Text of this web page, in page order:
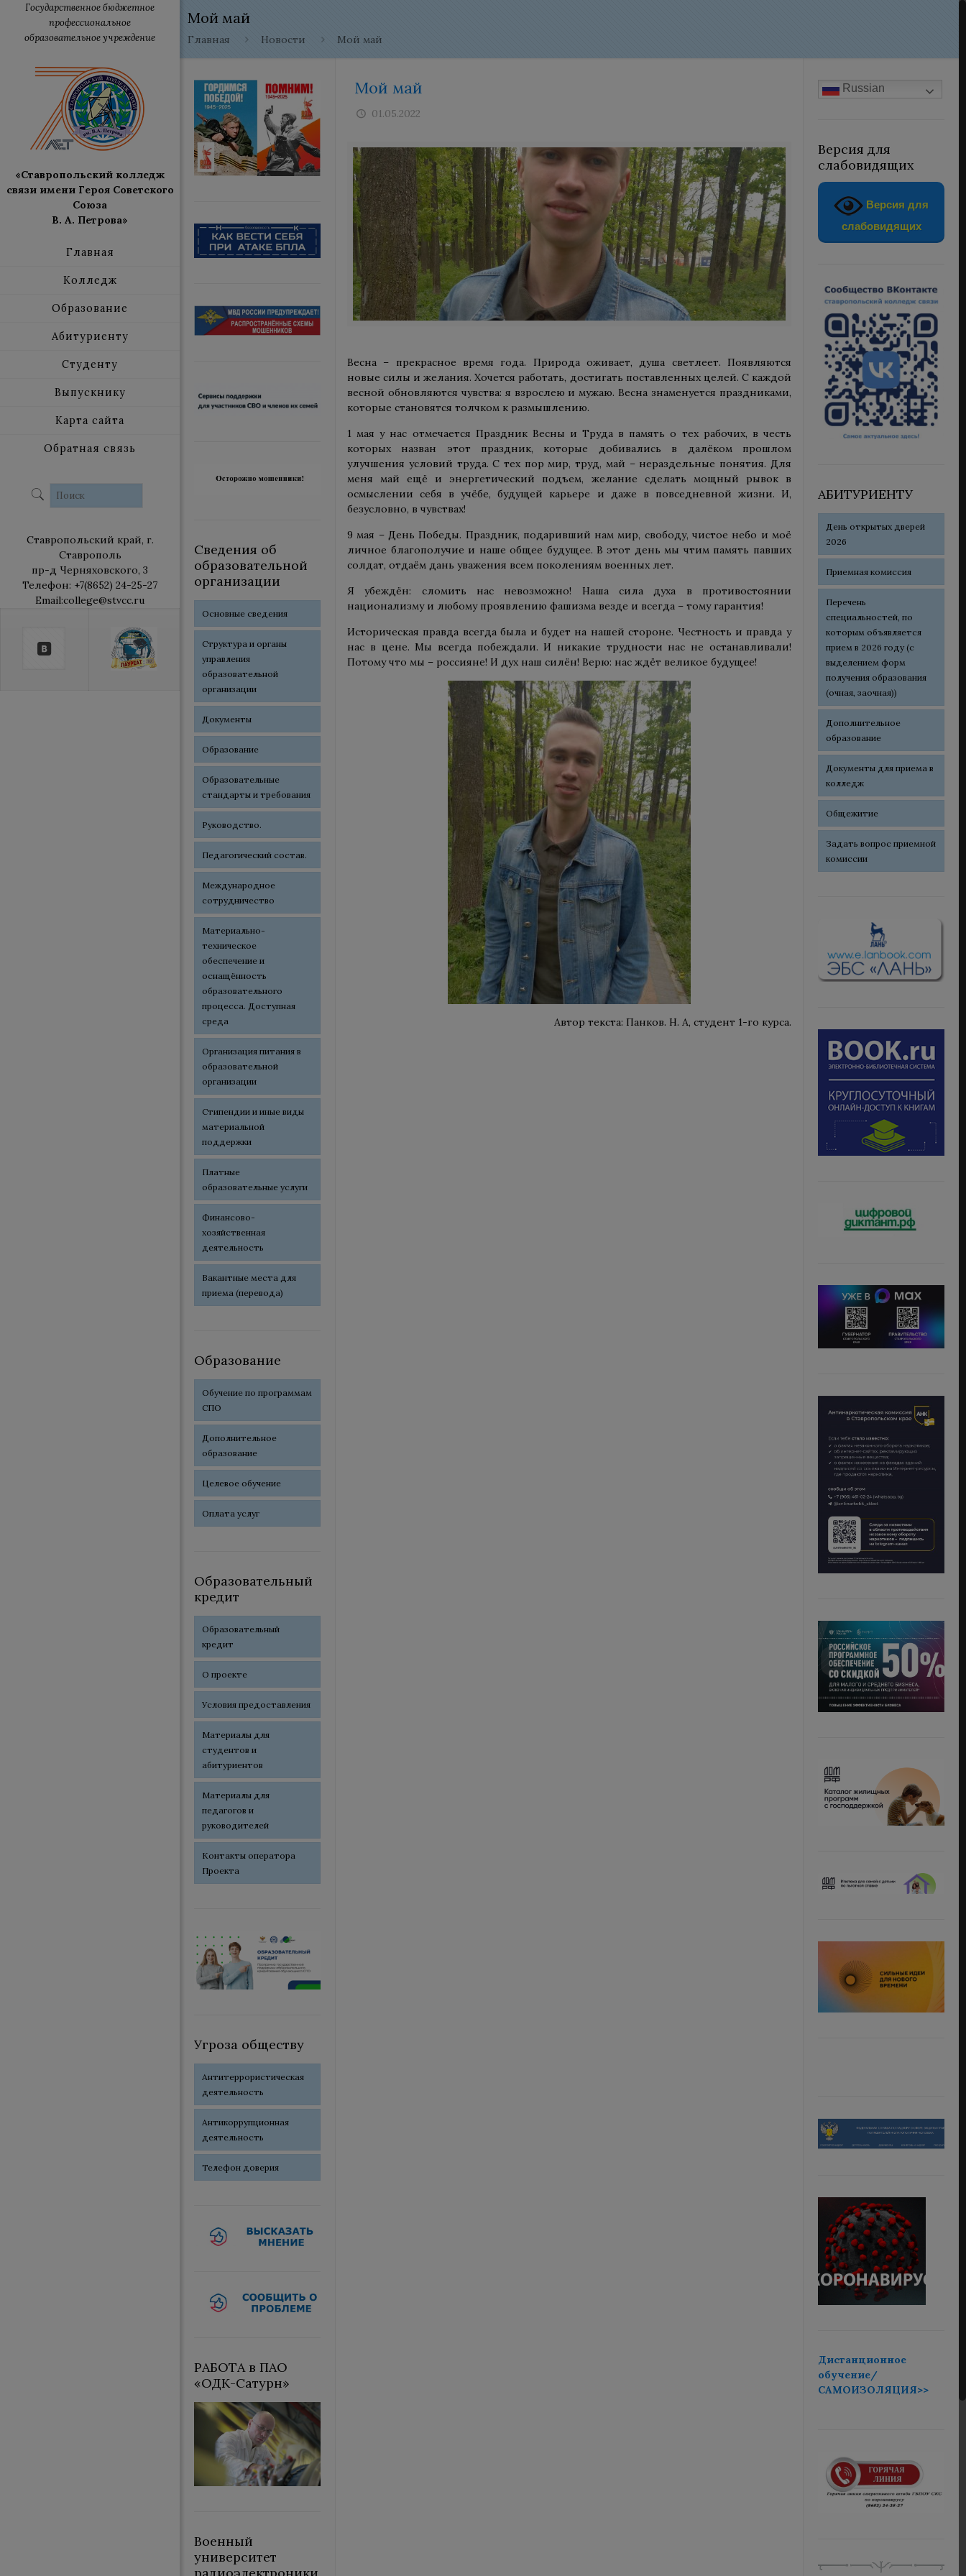
Государственное бюджетное
профессиональное
образовательное учреждение
«Ставропольский колледж
связи имени Героя Советского
Союза
В. А. Петрова»
Главная
Колледж
Образование
Абитуриенту
Студенту
Выпускнику
Карта сайта
Обратная связь
Ставропольский край, г.
Ставрополь
пр-д Черняховского, 3
Телефон: +7(8652) 24-25-27
Email:college@stvcc.ru
Мой май
Главная Новости Мой май
Мой май
01.05.2022
Весна – прекрасное время года. Природа оживает, душа светлеет. Появляются
новые силы и желания. Хочется работать, достигать поставленных целей. С каждой
весной обновляются чувства: я взрослею и мужаю. Весна знаменуется праздниками,
которые становятся толчком к размышлению.
1 мая у нас отмечается Праздник Весны и Труда в память о тех рабочих, в честь
которых назван этот праздник, которые добивались в далёком прошлом
улучшения условий труда. С тех пор мир, труд, май – нераздельные понятия. Для
меня май ещё и энергетический подъем, желание сделать мощный рывок в
осмыслении себя в учёбе, будущей карьере и даже в повседневной жизни. И,
безусловно, в чувствах!
9 мая – День Победы. Праздник, подаривший нам мир, свободу, чистое небо и моё
личное благополучие и наше общее будущее. В этот день мы чтим память павших
солдат, отдаём дань уважения всем поколениям военных лет.
Я убеждён: сломить нас невозможно! Наша сила духа в противостоянии
национализму и любому проявлению фашизма везде и всегда – тому гарантия!
Историческая правда всегда была и будет на нашей стороне. Честность и правда у
нас в цене. Мы всегда побеждали. И никакие трудности нас не останавливали!
Потому что мы – россияне! И дух наш силён! Верю: нас ждёт великое будущее!
Автор текста: Панков. Н. А, студент 1-го курса.
Сведения об
образовательной
организации
Основные сведения
Структура и органы
управления
образовательной
организации
Документы
Образование
Образовательные
стандарты и требования
Руководство.
Педагогический состав.
Международное
сотрудничество
Материально-
техническое
обеспечение и
оснащённость
образовательного
процесса. Доступная
среда
Организация питания в
образовательной
организации
Стипендии и иные виды
материальной
поддержки
Платные
образовательные услуги
Финансово-
хозяйственная
деятельность
Вакантные места для
приема (перевода)
Образование
Обучение по программам
СПО
Дополнительное
образование
Целевое обучение
Оплата услуг
Образовательный
кредит
Образовательный
кредит
О проекте
Условия предоставления
Материалы для
студентов и
абитуриентов
Материалы для
педагогов и
руководителей
Контакты оператора
Проекта
Угроза обществу
Антитеррористическая
деятельность
Антикоррупционная
деятельность
Телефон доверия
РАБОТА в ПАО
«ОДК-Сатурн»
Военный
университет
Russian
Версия для
слабовидящих
Версия для
слабовидящих
АБИТУРИЕНТУ
День открытых дверей
2026
Приемная комиссия
Перечень
специальностей, по
которым объявляется
прием в 2026 году (с
выделением форм
получения образования
(очная, заочная))
Дополнительное
образование
Документы для приема в
колледж
Общежитие
Задать вопрос приемной
комиссии
Дистанционное
обучение/
САМОИЗОЛЯЦИЯ>>